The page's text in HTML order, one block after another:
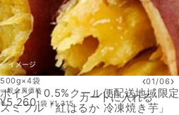
500g×4袋 ‹01 /06›
ポイント0.5% クール便配送地域限定
スミフル「紅はるか 冷凍焼き芋」
一般会員価格
¥5,2601袋 ¥1,315
カートに入れる